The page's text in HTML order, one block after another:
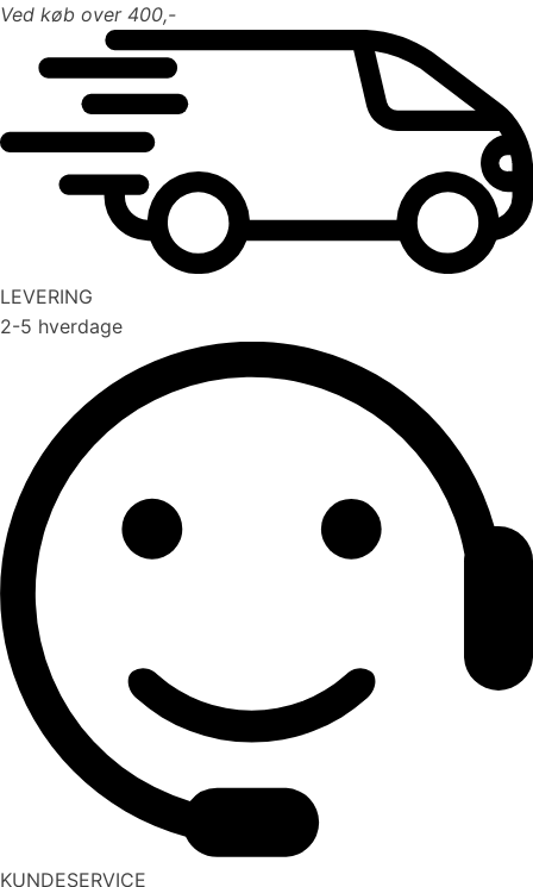
Ved køb over 400,-
LEVERING
2-5 hverdage
KUNDESERVICE